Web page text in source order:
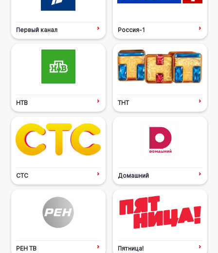
Первый канал Россия-1
НТВ ТНТ
СТС Домашний
РЕН ТВ Пятница!